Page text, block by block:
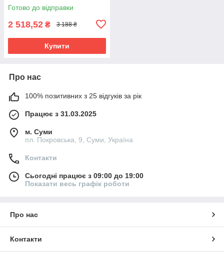
Готово до відправки
2 518,52 ₴ 3 188 ₴
Купити
Про нас
100% позитивних з 25 відгуків за рік
Працює з 31.03.2025
м. Суми
пл. Покровська, 9, Суми, Україна
Контакти
Сьогодні працює з 09:00 до 19:00
Показати весь графік роботи
Про нас
Контакти